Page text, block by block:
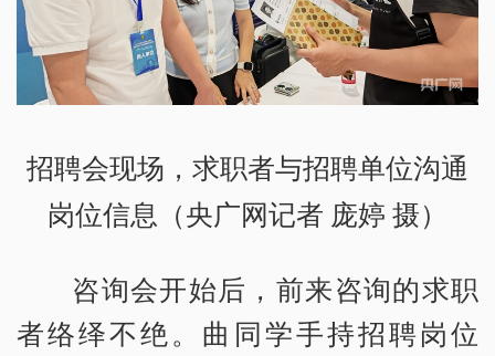
招聘会现场，求职者与招聘单位沟通
岗位信息（央广网记者 庞婷 摄）
咨询会开始后，前来咨询的求职
者络绎不绝。曲同学手持招聘岗位